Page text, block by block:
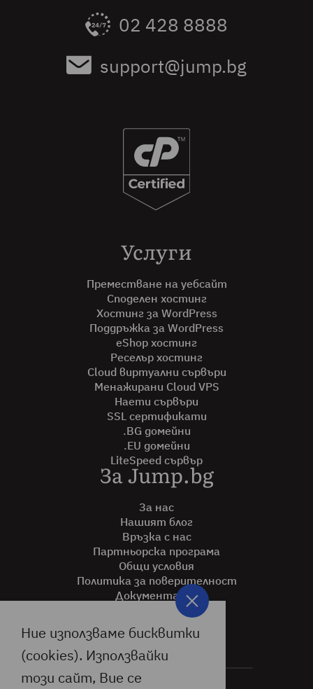
02 428 8888
support@jump.bg
Услуги
Преместване на уебсайт
Споделен хостинг
Хостинг за WordPress
Поддръжка за WordPress
eShop хостинг
Реселър хостинг
Cloud виртуални сървъри
Менажирани Cloud VPS
Наети сървъри
SSL сертификати
.BG домейни
.EU домейни
LiteSpeed сървър
За Jump.bg
За нас
Нашият блог
Връзка с нас
Партньорска програма
Общи условия
Политика за поверителност
Документация
Помощ
Ние използваме бисквитки
(cookies). Използвайки
този сайт, Вие се